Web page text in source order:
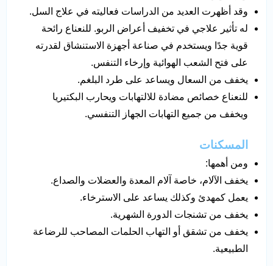
وقد أظهرت العديد من الدراسات فعاليته في علاج السل.
له تأثير علاجي في تخفيف أعراض الربو. للنعناع رائحة
قوية جدًا ويستخدم في صناعة أجهزة الاستنشاق لقدرته
على فتح الشعب الهوائية وإرخاء التنفس.
يخفف من السعال ويساعد على طرد البلغم.
للنعناع خصائص مضادة للالتهابات ويحارب البكتيريا
ويخفف من جميع التهابات الجهاز التنفسي.
المسكنات
ومن أهمها:
يخفف الآلام، خاصة آلام المعدة والعضلات والصداع.
يعمل كمهدئ وكذلك يساعد على الاسترخاء.
يخفف من تشنجات الدورة الشهرية.
يخفف من تشقق أو التهاب الحلمات المصاحب للرضاعة
الطبيعية.